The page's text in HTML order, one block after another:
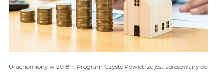
Uruchomiony w 2018 r. Program Czyste Powietrze jest adresowany do